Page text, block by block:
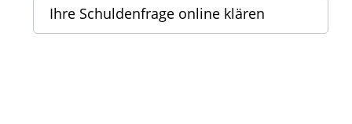
Ihre Schuldenfrage online klären